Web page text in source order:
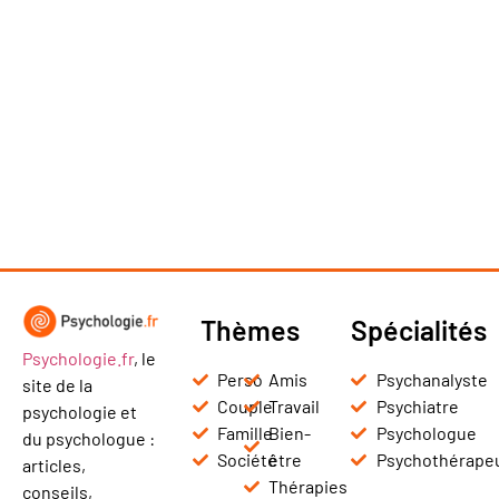
Psychologie.fr, le
site de la
psychologie et
du psychologue :
articles,
conseils,
Thèmes
Perso
Couple
Famille
Société
Amis
Travail
Bien-
être
Thérapies
Spécialités
Psychanalyste
Psychiatre
Psychologue